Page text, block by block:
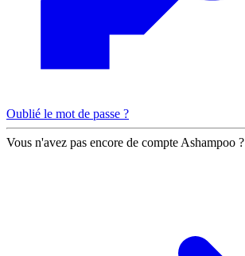
Oublié le mot de passe ?
Vous n'avez pas encore de compte Ashampoo ?